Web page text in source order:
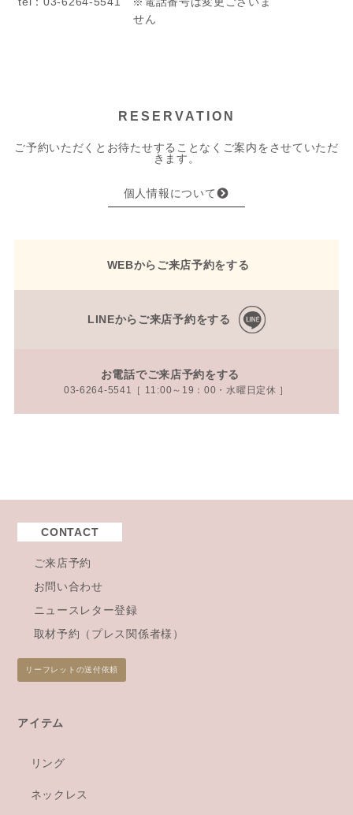
せん
RESERVATION
ご予約いただくとお待たせすることなくご案内をさせていただ
きます。
個人情報について
WEBからご来店予約をする
LINEからご来店予約をする
お電話でご来店予約をする
03-6264-5541［ 11:00～19：00・水曜日定休 ］
CONTACT
ご来店予約
お問い合わせ
ニュースレター登録
取材予約（プレス関係者様）
リーフレットの送付依頼
アイテム
リング
ネックレス